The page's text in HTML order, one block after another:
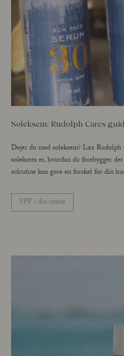
Soleksem: Rudolph Cares
Døjer du med soleksem? Læs
soleksem er, hvordan du forebygger
solrutine kan gøre en forskel for din
SPF i din rutine